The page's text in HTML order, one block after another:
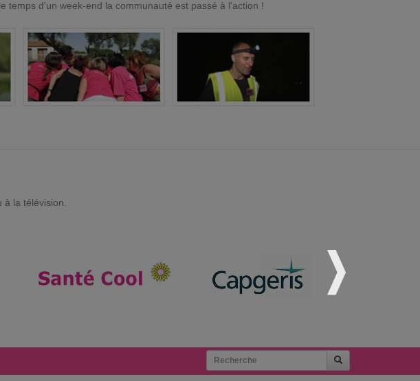
temps d'un week-end la communauté est passé à l'action !
à la télévision.